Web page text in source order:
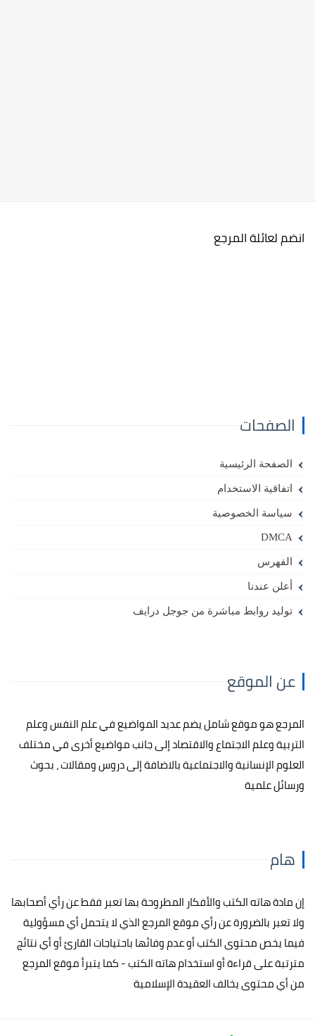
انضم لعائلة المرجع
الصفحات
الصفحة الرئيسية
اتفاقية الاستخدام
سياسة الخصوصية
DMCA
الفهرس
أعلن عندنا
توليد روابط مباشرة من جوجل درايف
عن الموقع
المرجع هو موقع شامل يضم عديد المواضيع في علم النفس وعلم
التربية وعلم الاجتماع والاقتصاد إلى جانب مواضيع أخرى في مختلف
العلوم الإنسانية والاجتماعية بالاضافة إلى دروس ومقالات ، بحوث
ورسائل علمية
هام
إن مادة هاته الكتب والأفكار المطروحة بها تعبر فقط عن رأي أصحابها
ولا تعبر بالضرورة عن رأي موقع المرجع الذي لا يتحمل أي مسؤولية
فيما يخص محتوى الكتب أو عدم وفائها باحتياجات القارئ أو أي نتائج
مترتبة على قراءة أو استخدام هاته الكتب - كما يتبرأ موقع المرجع
من أي محتوى يخالف العقيدة الإسلامية